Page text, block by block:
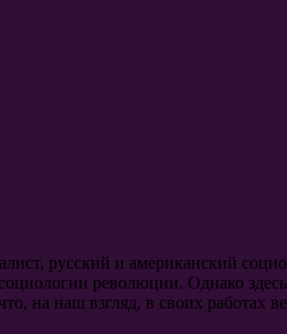
русский и американский
революции. Однако
на наш взгляд, в своих